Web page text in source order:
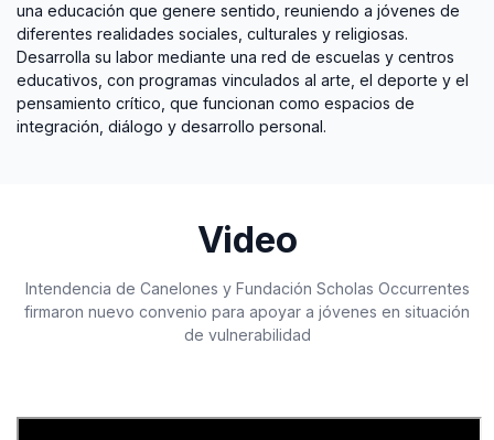
una educación que genere sentido, reuniendo a jóvenes de
diferentes realidades sociales, culturales y religiosas.
Desarrolla su labor mediante una red de escuelas y centros
educativos, con programas vinculados al arte, el deporte y el
pensamiento crítico, que funcionan como espacios de
integración, diálogo y desarrollo personal.
Video
Intendencia de Canelones y Fundación Scholas Occurrentes
firmaron nuevo convenio para apoyar a jóvenes en situación
de vulnerabilidad